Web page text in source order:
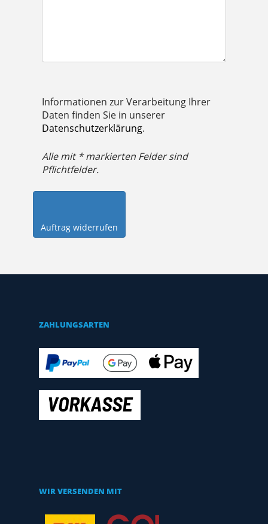
Informationen zur Verarbeitung Ihrer
Daten finden Sie in unserer
Datenschutzerklärung.
Alle mit * markierten Felder sind
Pflichtfelder.
ZAHLUNGSARTEN
WIR VERSENDEN MIT